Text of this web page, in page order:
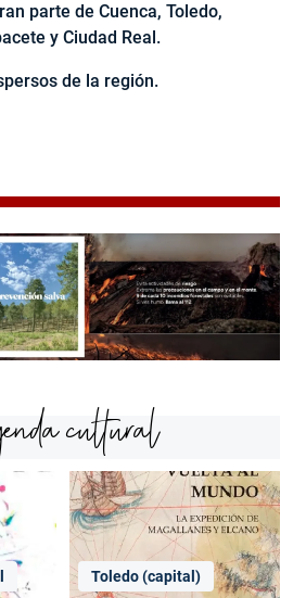
parte de Cuenca, Toledo,
y Ciudad Real.
de la región.
cultural
Toledo (capital)